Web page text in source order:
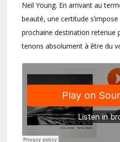
Neil Young. En arrivant au
beauté, une certitude
prochaine destination retenue
tenons absolument à être du